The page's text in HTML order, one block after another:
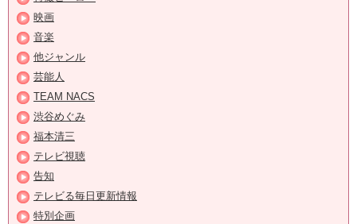
映画
音楽
他ジャンル
芸能人
TEAM NACS
渋谷めぐみ
福本清三
テレビ視聴
告知
テレビる毎日更新情報
特別企画